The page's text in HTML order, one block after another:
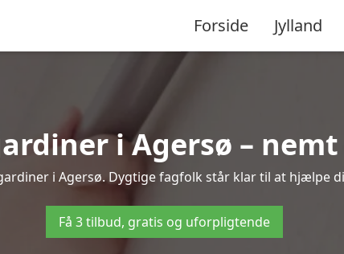
Forside Jylland
i Agersø –
i Agersø. Dygtige fagfolk står klar til at hjælpe
Få 3 tilbud, gratis og uforpligtende